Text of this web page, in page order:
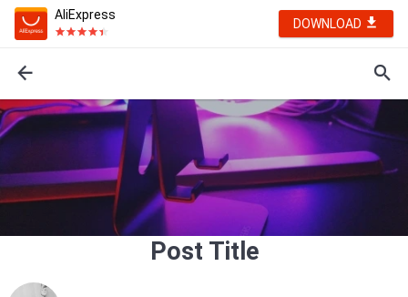
AliExpress
DOWNLOAD
Post Title